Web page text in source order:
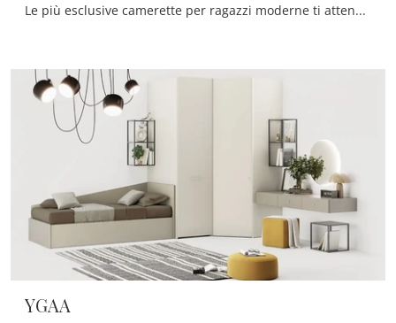
Le più esclusive camerette per ragazzi moderne ti attendono! Scopri il modello Y101 di Moretti Compact Camerette.
YGAA